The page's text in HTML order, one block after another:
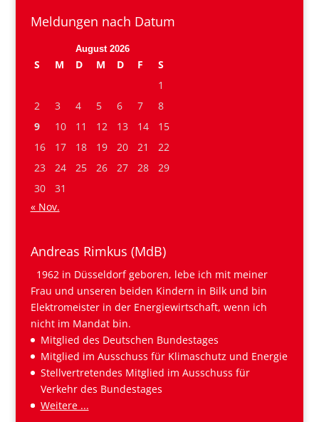
Meldungen nach Datum
August 2026
S M D M D F
S
1
2
3 4 5 6 7
8
9
10 11 12 13 14
15
16
17 18 19 20 21
22
23
24 25 26 27 28
29
30
31
« Nov.
Andreas Rimkus (MdB)
1962 in Düsseldorf geboren, lebe ich mit meiner
Frau und unseren beiden Kindern in Bilk und bin
Elektromeister in der Energiewirtschaft, wenn ich
nicht im Mandat bin.
Mitglied des Deutschen Bundestages
Mitglied im Ausschuss für Klimaschutz und Energie
Stellvertretendes Mitglied im Ausschuss für
Verkehr des Bundestages
Weitere ...